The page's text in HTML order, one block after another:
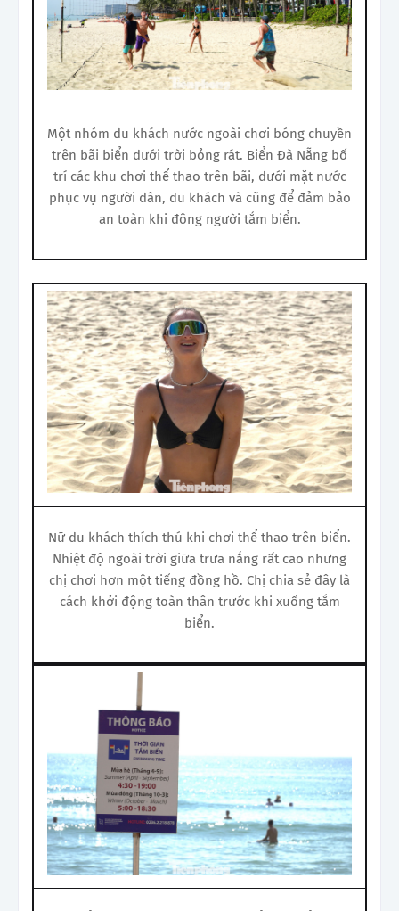
Một nhóm du khách nước ngoài chơi bóng chuyền
trên bãi biển dưới trời bỏng rát. Biển Đà Nẵng bố
trí các khu chơi thể thao trên bãi, dưới mặt nước
phục vụ người dân, du khách và cũng để đảm bảo
an toàn khi đông người tắm biển.
Nữ du khách thích thú khi chơi thể thao trên biển.
Nhiệt độ ngoài trời giữa trưa nắng rất cao nhưng
chị chơi hơn một tiếng đồng hồ. Chị chia sẻ đây là
cách khởi động toàn thân trước khi xuống tắm
biển.